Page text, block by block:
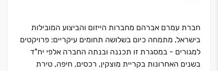
חברת עמרם אברהם מחברות הייזום והביצוע המובילות
בישראל, מתמחה כיום בשלושה תחומים עיקריים: פרויקטים
למגורים - במסגרת זו תכננה ובנתה החברה אלפי יח"ד
בשנים האחרונות בקריית מוצקין, רכסים, חיפה, טירת